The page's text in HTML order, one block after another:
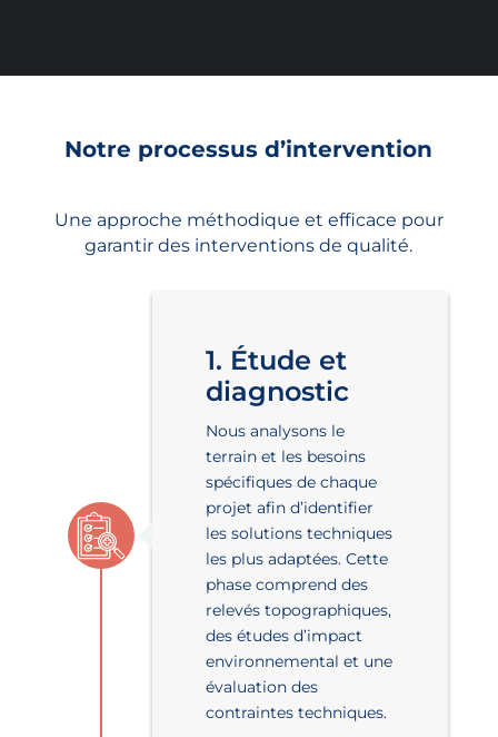
Notre processus d’intervention
Une approche méthodique et efficace pour
garantir des interventions de qualité.
1. Étude et
diagnostic
Nous analysons le
terrain et les besoins
spécifiques de chaque
projet afin d’identifier
les solutions techniques
les plus adaptées. Cette
phase comprend des
relevés topographiques,
des études d’impact
environnemental et une
évaluation des
contraintes techniques.